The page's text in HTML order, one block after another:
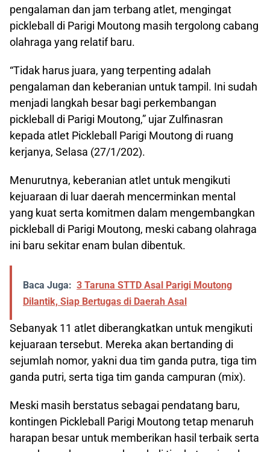
pengalaman dan jam terbang atlet, mengingat
pickleball di Parigi Moutong masih tergolong cabang
olahraga yang relatif baru.
“Tidak harus juara, yang terpenting adalah
pengalaman dan keberanian untuk tampil. Ini sudah
menjadi langkah besar bagi perkembangan
pickleball di Parigi Moutong,” ujar Zulfinasran
kepada atlet Pickleball Parigi Moutong di ruang
kerjanya, Selasa (27/1/202).
Menurutnya, keberanian atlet untuk mengikuti
kejuaraan di luar daerah mencerminkan mental
yang kuat serta komitmen dalam mengembangkan
pickleball di Parigi Moutong, meski cabang olahraga
ini baru sekitar enam bulan dibentuk.
Baca Juga: 3 Taruna STTD Asal Parigi Moutong
Dilantik, Siap Bertugas di Daerah Asal
Sebanyak 11 atlet diberangkatkan untuk mengikuti
kejuaraan tersebut. Mereka akan bertanding di
sejumlah nomor, yakni dua tim ganda putra, tiga tim
ganda putri, serta tiga tim ganda campuran (mix).
Meski masih berstatus sebagai pendatang baru,
kontingen Pickleball Parigi Moutong tetap menaruh
harapan besar untuk memberikan hasil terbaik serta